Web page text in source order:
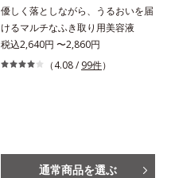
優しく落としながら、うるおいを届
けるマルチなふき取り用美容液
税込2,640円 〜2,860円
（4.08 / 99件）
通常商品を選ぶ